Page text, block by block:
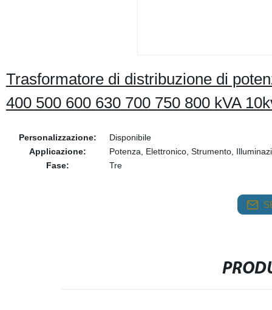
Trasformatore di distribuzione di
400 500 600 630 700 750 800 kVA
Personalizzazione:
Disponibile
Applicazione:
Potenza, Elettronico, Strumento,
Fase:
Tre